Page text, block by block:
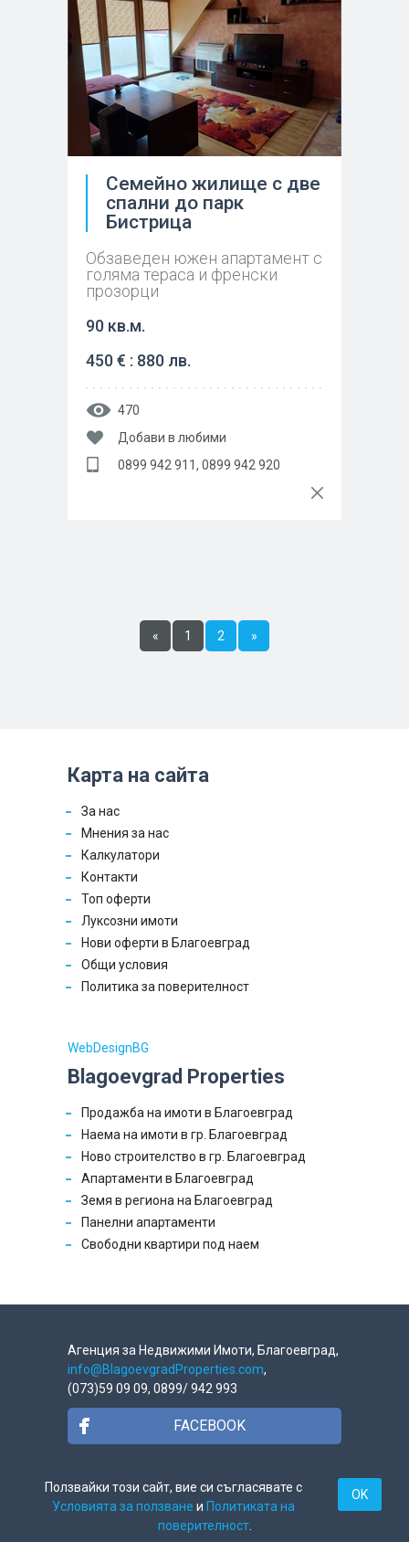
Семейно жилище с две
спални до парк
Бистрица
Обзаведен южен апартамент с
голяма тераса и френски
прозорци
90 кв.м.
450 € : 880 лв.
470
Добави в любими
0899 942 911, 0899 942 920
« 1 2 »
Карта на сайта
За нас
Мнения за нас
Калкулатори
Контакти
Топ оферти
Луксозни имоти
Нови оферти в Благоевград
Общи условия
Политика за поверителност
WebDesignBG
Blagoevgrad Properties
Продажба на имоти в Благоевград
Наема на имоти в гр. Благоевград
Ново строителство в гр. Благоевград
Апартаменти в Благоевград
Земя в региона на Благоевград
Панелни апартаменти
Свободни квартири под наем
Агенция за Недвижими Имоти, Благоевград,
info@BlagoevgradProperties.com,
(073)59 09 09, 0899/ 942 993
FACEBOOK
GOOGLE +
OK
Ползвайки този сайт, вие си съгласявате с
Условията за ползване и Политиката на
поверителност.